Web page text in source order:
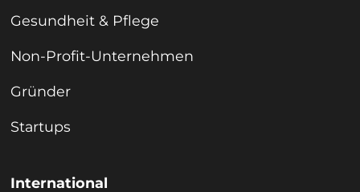
Gesundheit & Pflege
Non-Profit-Unternehmen
Gründer
Startups
International